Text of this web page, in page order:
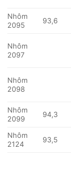
Nhôm
2095
93,6
Nhôm
2097
Nhôm
2098
Nhôm
2099
94,3
Nhôm
2124
93,5